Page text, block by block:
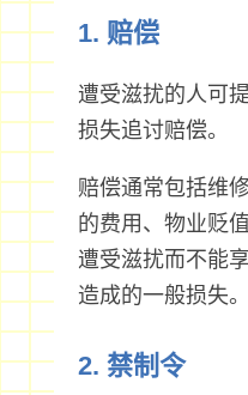
1. 赔偿
遭受滋扰的人可
损失追讨赔偿。
赔偿通常包括维
的费用、物业贬
遭受滋扰而不能
造成的一般损失。
2. 禁制令